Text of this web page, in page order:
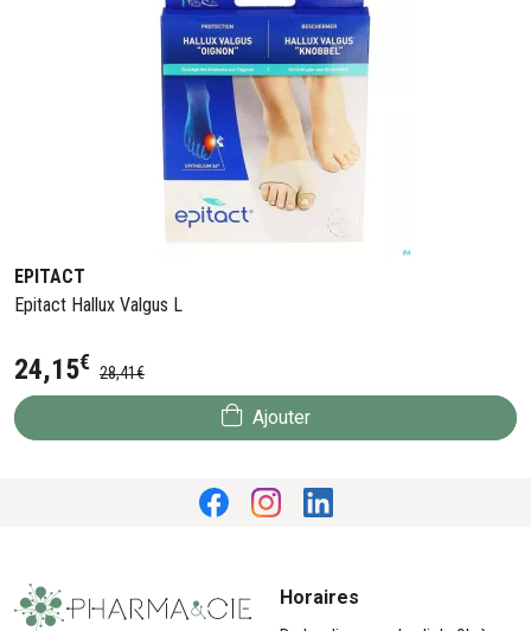
EPITACT
Epitact Hallux Valgus L
24,15€ 28,41€
Ajouter
Horaires